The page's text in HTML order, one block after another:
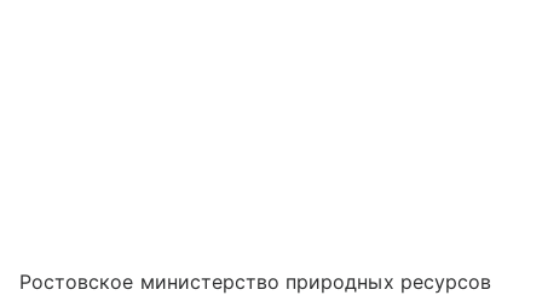
Ростовское министерство природных ресурсов